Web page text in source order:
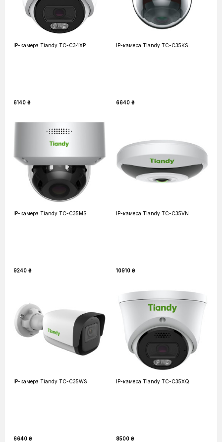
IP-камера Tiandy TC-C34XP
6140 ₴
IP-камера Tiandy TC-C35KS
6640 ₴
IP-камера Tiandy TC-C35MS
9240 ₴
IP-камера Tiandy TC-C35VN
10910 ₴
IP-камера Tiandy TC-C35WS
6640 ₴
IP-камера Tiandy TC-C35XQ
8500 ₴